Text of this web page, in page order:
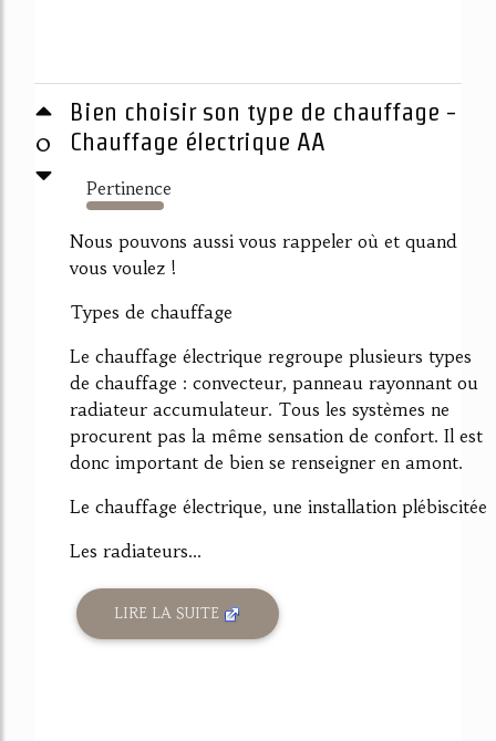
0
Bien choisir son type de chauffage -
Chauffage électrique AA
Pertinence
3392%
Nous pouvons aussi vous rappeler où et quand
vous voulez !
Types de chauffage
Le chauffage électrique regroupe plusieurs types
de chauffage : convecteur, panneau rayonnant ou
radiateur accumulateur. Tous les systèmes ne
procurent pas la même sensation de confort. Il est
donc important de bien se renseigner en amont.
Le chauffage électrique, une installation plébiscitée
Les radiateurs...
LIRE LA SUITE